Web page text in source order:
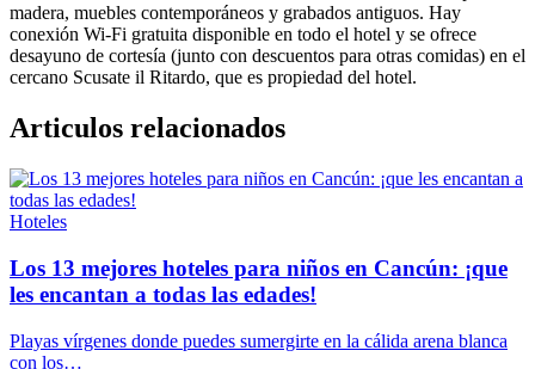
madera, muebles contemporáneos y grabados antiguos. Hay
conexión Wi-Fi gratuita disponible en todo el hotel y se ofrece
desayuno de cortesía (junto con descuentos para otras comidas) en el
cercano Scusate il Ritardo, que es propiedad del hotel.
Articulos relacionados
Hoteles
Los 13 mejores hoteles para niños en Cancún: ¡que
les encantan a todas las edades!
Playas vírgenes donde puedes sumergirte en la cálida arena blanca
con los…